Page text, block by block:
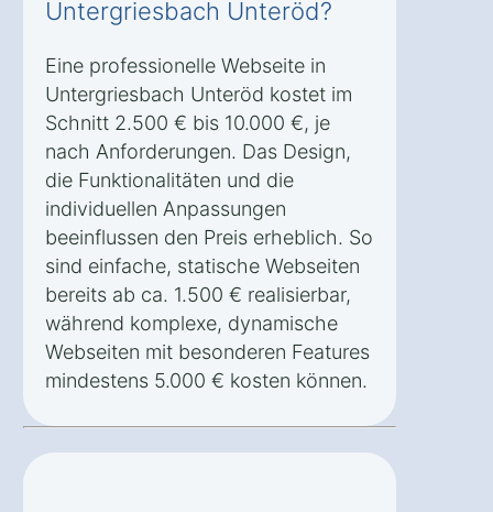
Untergriesbach Unteröd?
Eine professionelle Webseite in
Untergriesbach Unteröd kostet im
Schnitt 2.500 € bis 10.000 €, je
nach Anforderungen. Das Design,
die Funktionalitäten und die
individuellen Anpassungen
beeinflussen den Preis erheblich. So
sind einfache, statische Webseiten
bereits ab ca. 1.500 € realisierbar,
während komplexe, dynamische
Webseiten mit besonderen Features
mindestens 5.000 € kosten können.